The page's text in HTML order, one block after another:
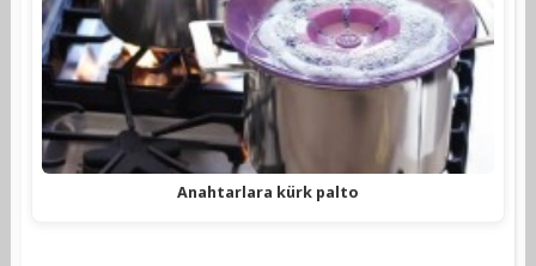
Anahtarlara kürk palto